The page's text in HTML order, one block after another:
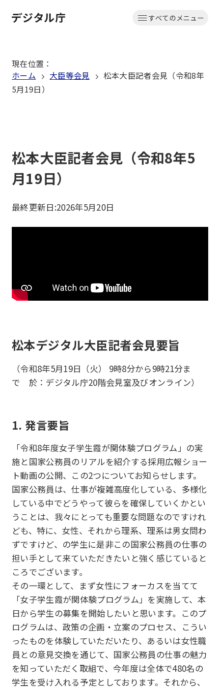
文
動
すべてのメニュー
現在位置 ：
ホーム
大臣等会見
松本大臣記者会見（令和8年
5月19日）
松本大臣記者会見（令和8年5
月19日）
最終更新日:2026年5月20日
松本デジタル大臣記者会見要旨
（令和8年5月19日（火） 9時8分から9時21分ま
で 於：デジタル庁20階会見室及びオンライン）
1. 発言要旨
「令和8年度女子学生霞が関体験プログラム」の実
施と国家公務員のリアルを紹介する採用広報ショー
ト動画の公開、この2つについてお知らせします。
国家公務員は、仕事が複雑高度化している、多様化
している中でどうやって彼らを確保していくかとい
うことは、我々にとっても重要な問題なのですけれ
ども、特に、女性、それから理系、理系は男女問わ
ずですけど、の学生に是非この国家公務員の仕事の
担い手として来ていただきたいと強く感じていると
ころでございます。
その一環として、まず女性にフォーカスを当てて
「女子学生霞が関体験プログラム」を実施して、本
日から学生の募集を開始したいと思います。このプ
ログラムは、政策の企画・立案のプロセス、こうい
ったものを体験していただいたり、あるいは女性職
員との意見交換を通じて、国家公務員の仕事の魅力
を知っていただく取組で、今年度は全体で480名の
学生を受け入れる予定としております。それから、